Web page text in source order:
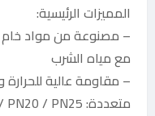
المميزات الرئيسية:
– مصنوعة من مواد خام
مع مياه الشرب
– مقاومة عالية
متعددة: PN12.5 / PN16 / PN20 / PN25